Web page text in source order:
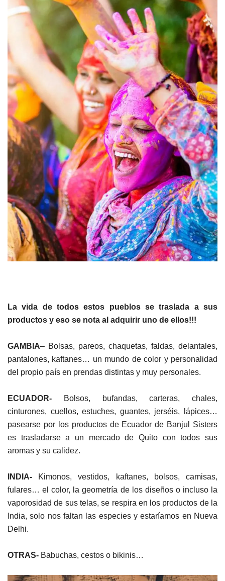
La vida de todos estos pueblos se traslada a sus
productos y eso se nota al adquirir uno de ellos!!!
GAMBIA– Bolsas, pareos, chaquetas, faldas, delantales,
pantalones, kaftanes… un mundo de color y personalidad
del propio país en prendas distintas y muy personales.
ECUADOR- Bolsos, bufandas, carteras, chales,
cinturones, cuellos, estuches, guantes, jerséis, lápices…
pasearse por los productos de Ecuador de Banjul Sisters
es trasladarse a un mercado de Quito con todos sus
aromas y su calidez.
INDIA- Kimonos, vestidos, kaftanes, bolsos, camisas,
fulares… el color, la geometría de los diseños o incluso la
vaporosidad de sus telas, se respira en los productos de la
India, solo nos faltan las especies y estaríamos en Nueva
Delhi.
OTRAS- Babuchas, cestos o bikinis…